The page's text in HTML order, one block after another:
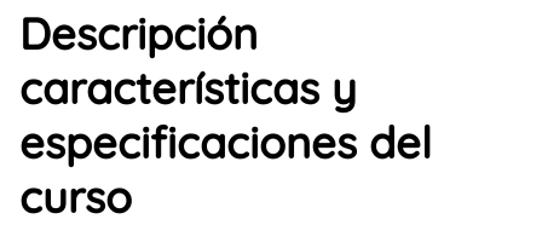
Descripción
características y
especificaciones del
curso